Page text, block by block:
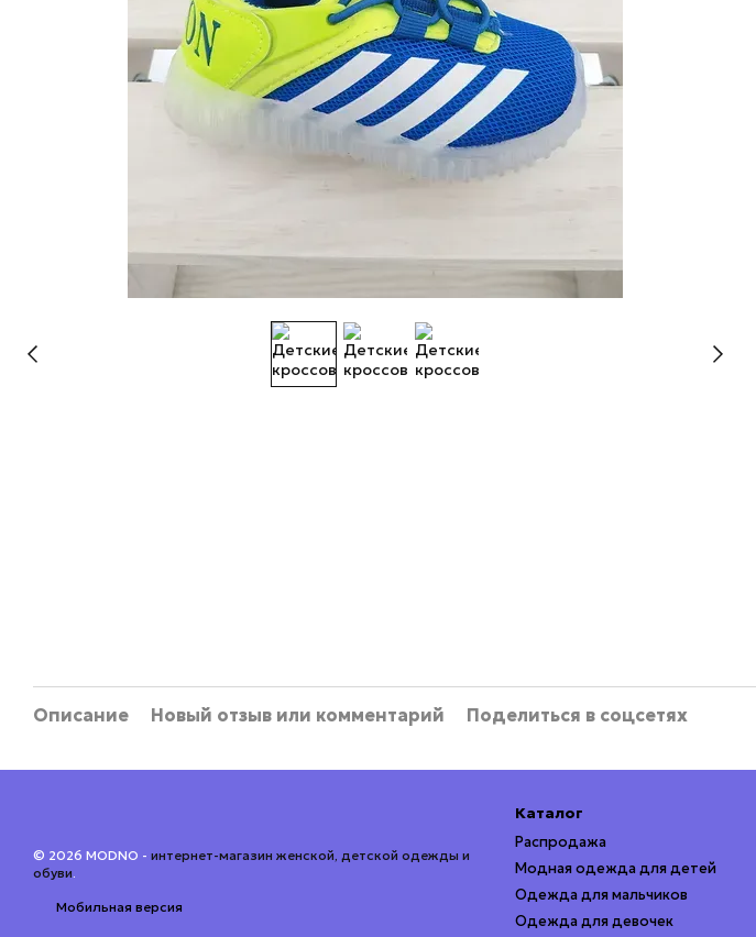
Описание Новый отзыв или комментарий Поделиться в соцсетях
© 2026 MODNO - интернет-магазин женской, детской одежды и
обуви.
Мобильная версия
Каталог
Распродажа
Модная одежда для детей
Одежда для мальчиков
Одежда для девочек